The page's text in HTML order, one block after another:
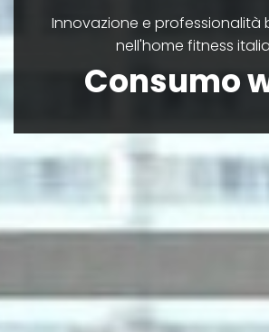
Innovazione e professionalità
nell'home fitness
Consumo